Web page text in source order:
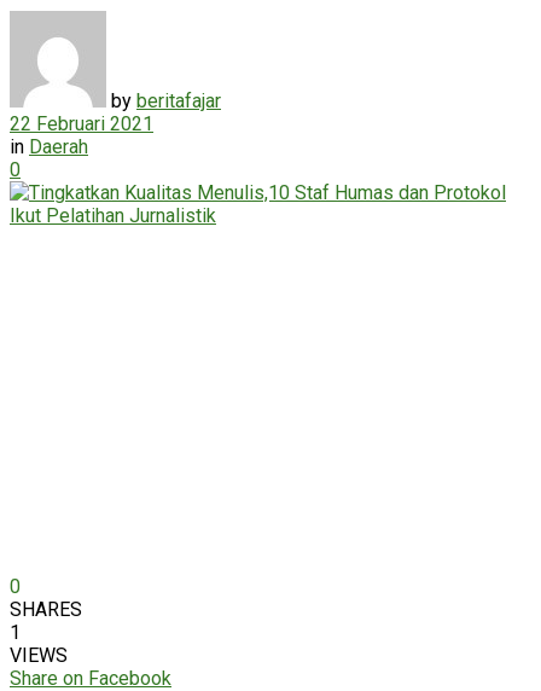
by beritafajar
22 Februari 2021
in Daerah
0
0
SHARES
1
VIEWS
Share on Facebook